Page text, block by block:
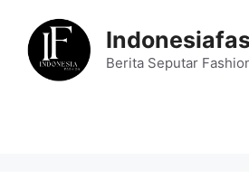
content
Berita Seputar